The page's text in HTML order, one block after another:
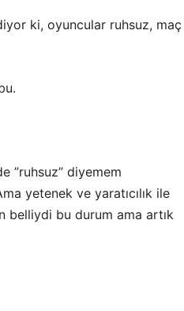
ki, oyuncular ruhsuz, maç
”ruhsuz” diyemem
yetenek ve yaratıcılık ile
belliydi bu durum ama artık